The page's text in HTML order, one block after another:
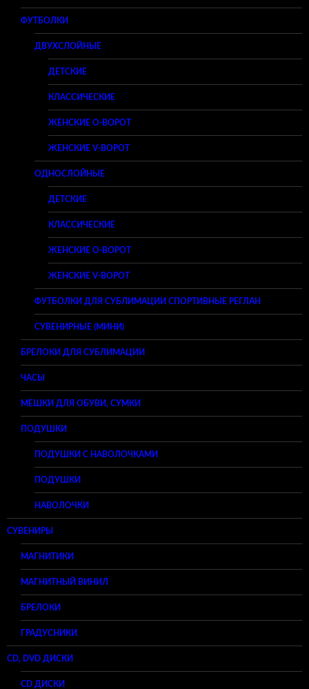
ФУТБОЛКИ
ДВУХСЛОЙНЫЕ
ДЕТСКИЕ
КЛАССИЧЕСКИЕ
ЖЕНСКИЕ O-ВОРОТ
ЖЕНСКИЕ V-ВОРОТ
ОДНОСЛОЙНЫЕ
ДЕТСКИЕ
КЛАССИЧЕСКИЕ
ЖЕНСКИЕ O-ВОРОТ
ЖЕНСКИЕ V-ВОРОТ
ФУТБОЛКИ ДЛЯ СУБЛИМАЦИИ СПОРТИВНЫЕ РЕГЛАН
СУВЕНИРНЫЕ (МИНИ)
БРЕЛОКИ ДЛЯ СУБЛИМАЦИИ
ЧАСЫ
МЕШКИ ДЛЯ ОБУВИ, СУМКИ
ПОДУШКИ
ПОДУШКИ С НАВОЛОЧКАМИ
ПОДУШКИ
НАВОЛОЧКИ
СУВЕНИРЫ
МАГНИТИКИ
МАГНИТНЫЙ ВИНИЛ
БРЕЛОКИ
ГРАДУСНИКИ
CD, DVD ДИСКИ
CD ДИСКИ